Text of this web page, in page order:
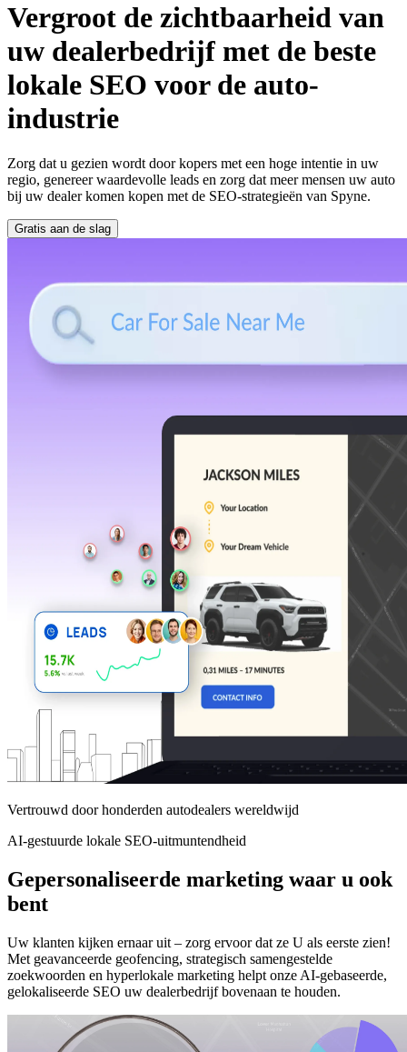
Vergroot de zichtbaarheid van
uw dealerbedrijf met de beste
lokale SEO voor de auto-
industrie
Zorg dat u gezien wordt door kopers met een hoge intentie in uw
regio, genereer waardevolle leads en zorg dat meer mensen uw auto
bij uw dealer komen kopen met de SEO-strategieën van Spyne.
Gratis aan de slag
Vertrouwd door honderden autodealers wereldwijd
AI-gestuurde lokale SEO-uitmuntendheid
Gepersonaliseerde marketing waar u ook
bent
Uw klanten kijken ernaar uit – zorg ervoor dat ze U als eerste zien!
Met geavanceerde geofencing, strategisch samengestelde
zoekwoorden en hyperlokale marketing helpt onze AI-gebaseerde,
gelokaliseerde SEO uw dealerbedrijf bovenaan te houden.